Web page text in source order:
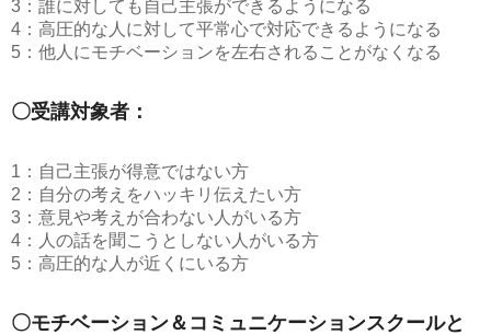
3：誰に対しても自己主張ができるようになる
4：高圧的な人に対して平常心で対応できるようになる
5：他人にモチベーションを左右されることがなくなる
〇受講対象者：
1：自己主張が得意ではない方
2：自分の考えをハッキリ伝えたい方
3：意見や考えが合わない人がいる方
4：人の話を聞こうとしない人がいる方
5：高圧的な人が近くにいる方
〇モチベーション＆コミュニケーションスクールと